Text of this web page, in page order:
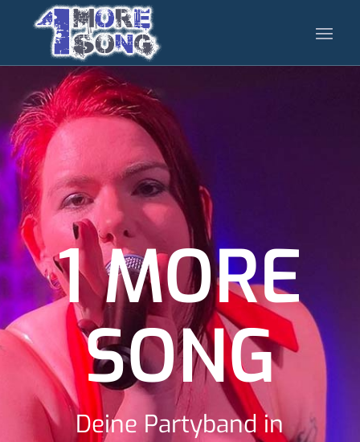
1 MORE
SONG
Deine Partyband in